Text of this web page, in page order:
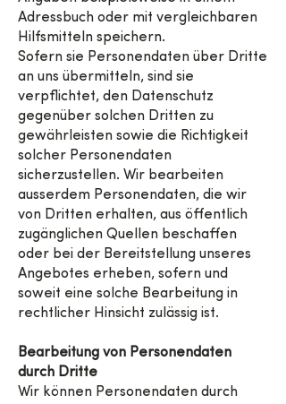
Adressbuch oder mit vergleichbaren
Hilfsmitteln speichern.
Sofern sie Personendaten über Dritte
an uns übermitteln, sind sie
verpflichtet, den Datenschutz
gegenüber solchen Dritten zu
gewährleisten sowie die Richtigkeit
solcher Personendaten
sicherzustellen. Wir bearbeiten
ausserdem Personendaten, die wir
von Dritten erhalten, aus öffentlich
zugänglichen Quellen beschaffen
oder bei der Bereitstellung unseres
Angebotes erheben, sofern und
soweit eine solche Bearbeitung in
rechtlicher Hinsicht zulässig ist.
Bearbeitung von Personendaten
durch Dritte
Wir können Personendaten durch